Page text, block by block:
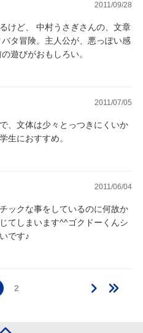
2011/09/28
けど、 中村うさぎさんの、文章
タ冒険。主人公が、悪っぽい感
遊びがおもしろい。
2011/07/05
、文体は少々とっつきにくいか
生におすすめ。
2011/06/04
ックな事をしているのに何故か
てしまいます^^ゴクドーくんシ
です♪
2